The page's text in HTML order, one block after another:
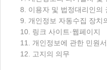
8. 이용자 및 법정대리인의
9. 개인정보 자동수집 장치
10. 링크 사이트·웹페이지
11. 개인정보에 관한 민원
12. 고지의 의무